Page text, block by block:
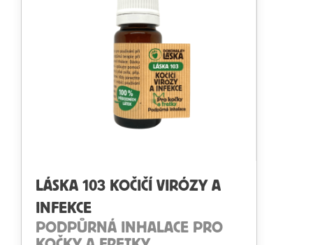
LÁSKA 103 KOČIČÍ VIRÓZY A
INFEKCE
PODPŮRNÁ INHALACE PRO